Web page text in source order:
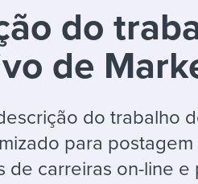
candidates
hiring pipelines
templates
checklists
& reports
resources
do
de
do trabalho
para
de carreiras on-line